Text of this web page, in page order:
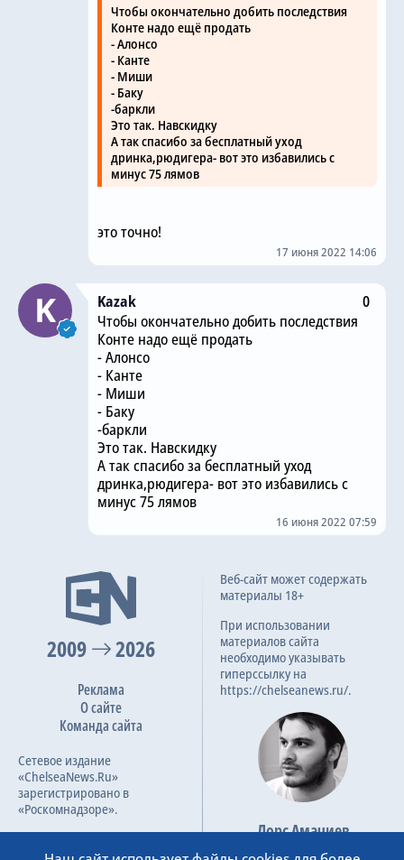
Чтобы окончательно добить последствия
Конте надо ещё продать
- Алонсо
- Канте
- Миши
- Баку
-баркли
Это так. Навскидку
А так спасибо за бесплатный уход
дринка,рюдигера- вот это избавились с
минус 75 лямов
это точно!
17 июня 2022 14:06
Kazak
0
Чтобы окончательно добить последствия
Конте надо ещё продать
- Алонсо
- Канте
- Миши
- Баку
-баркли
Это так. Навскидку
А так спасибо за бесплатный уход
дринка,рюдигера- вот это избавились с
минус 75 лямов
16 июня 2022 07:59
2009 2026
Реклама
О сайте
Команда сайта
Сетевое издание
«ChelseaNews.Ru»
зарегистрировано в
«Роскомнадзоре».
ФС 77 – 87138.
Веб-сайт может содержать
материалы 18+
При использовании
материалов сайта
необходимо указывать
гиперссылку на
https://chelseanews.ru/.
Лорс Амачиев
Основатель сайта